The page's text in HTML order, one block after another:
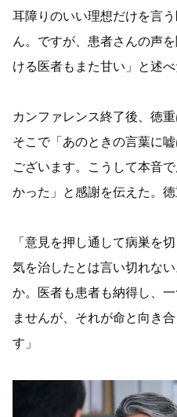
耳障りのいい理想だけを言
ん。ですが、患者さんの声
ける医者もまた甘い」と述べ
カンファレンス終了後、徳
そこで「あのときの言葉に
ございます。こうして本音
かった」と感謝を伝えた。徳
「意見を押し通して病巣を
気を治したとは言い切れな
か。医者も患者も納得し、
ませんが、それが命と向き
す」